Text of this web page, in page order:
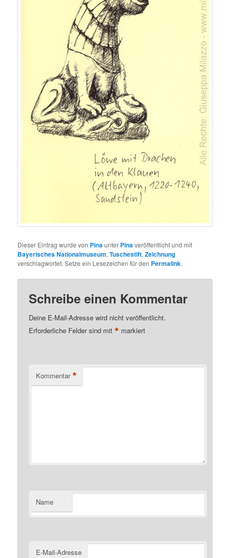
Dieser Eintrag wurde von Pinaunter Pinaveröffentlicht und mit
Bayerisches Nationalmuseum,Tuschestift,Zeichnung
verschlagwortet. Setze ein Lesezeichen für den Permalink.
Schreibe einen Kommentar
Deine E-Mail-Adresse wird nicht veröffentlicht.
Erforderliche Felder sind mit* markiert
Kommentar *
Name
E-Mail-Adresse